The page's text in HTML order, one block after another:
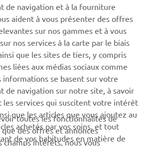
les dernières offres, les événements
et bien plus encore
de navigation et à la fourniture
aident à vous présenter des offres
sur nos gammes et à vous
nos services à la carte par le biais
que les sites de tiers, y compris
liées aux médias sociaux comme
informations se basent sur votre
de navigation sur notre site, à savoir
les services qui suscitent votre intérêt
que les articles que vous ajoutez au
achetés par vos soins, et tout
de vos habitudes en matière de
toutes les fonctionnalités de
des offres et annonces
champs intérêts, nous vous